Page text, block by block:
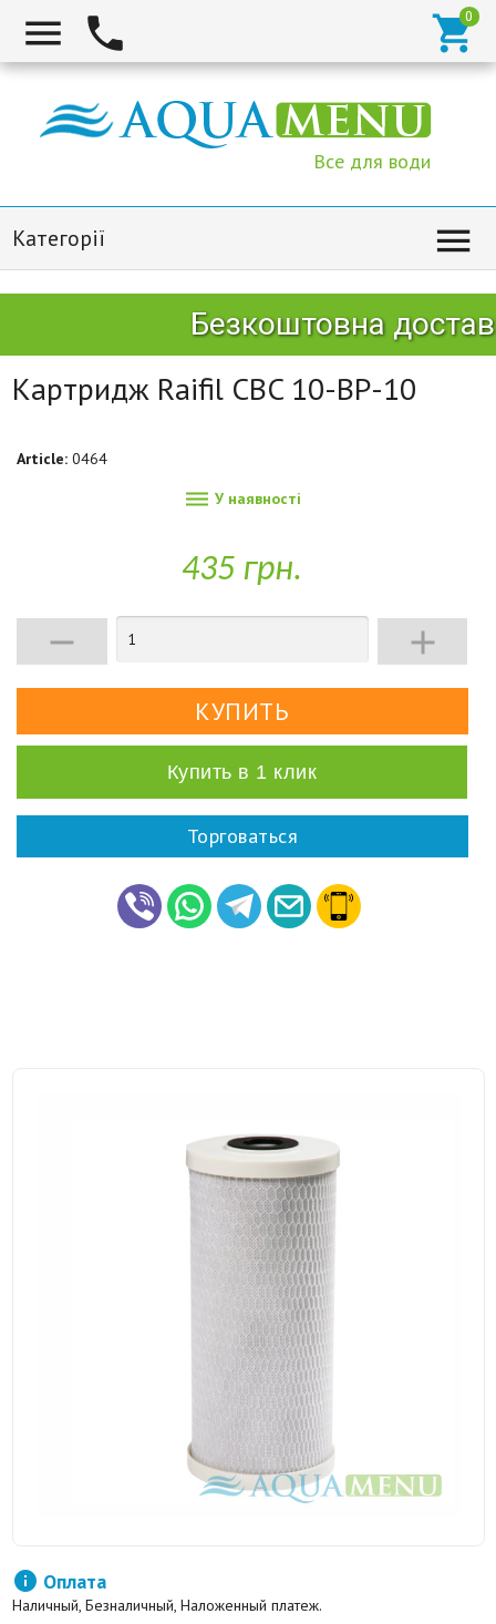
  
Все для води
Категорії 
Безкоштовна
Картридж Raifil CBC 10-BP-10
Article: 0464
 У наявності
435 грн.
 
Купить в 1 клик
Торговаться
 Оплата
Наличный, Безналичный, Наложенный платеж.